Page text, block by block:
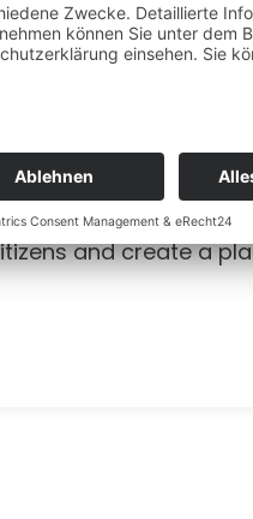
Bond
and create a